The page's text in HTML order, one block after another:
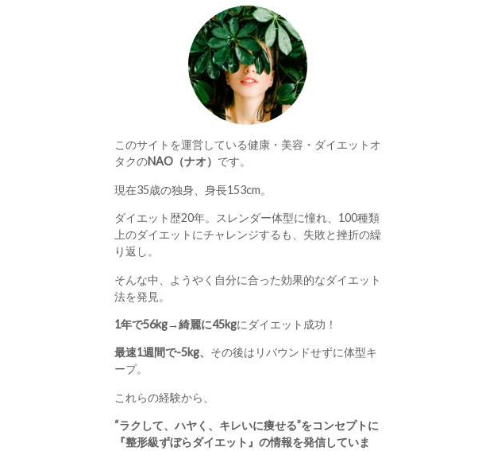
このサイトを運営している健康・美容・ダイエットオ
タクのNAO（ナオ） です。
現在35歳の独身、身長153cm。
ダイエット歴20年。スレンダー体型に憧れ、100種類
上のダイエットにチャレンジするも、失敗と挫折の繰
り返し。
そんな中、ようやく自分に合った効果的なダイエット
法を発見。
1年で56kg→綺麗に45kgにダイエット成功！
最速1週間で-5kg、 その後はリバウンドせずに体型キ
ープ。
これらの経験から、
“ラクして、ハヤく、キレいに痩せる”をコンセプトに
『整形級ずぼらダイエット』の情報を発信していま